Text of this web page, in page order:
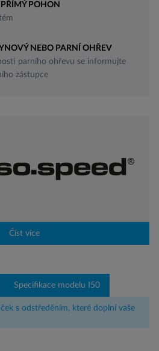
POHON
NEBO PARNÍ OHŘEV
parního ohřevu se informujte
zástupce
Číst více
Specifikace modelu I50
s odstředěním, které doplní vaše